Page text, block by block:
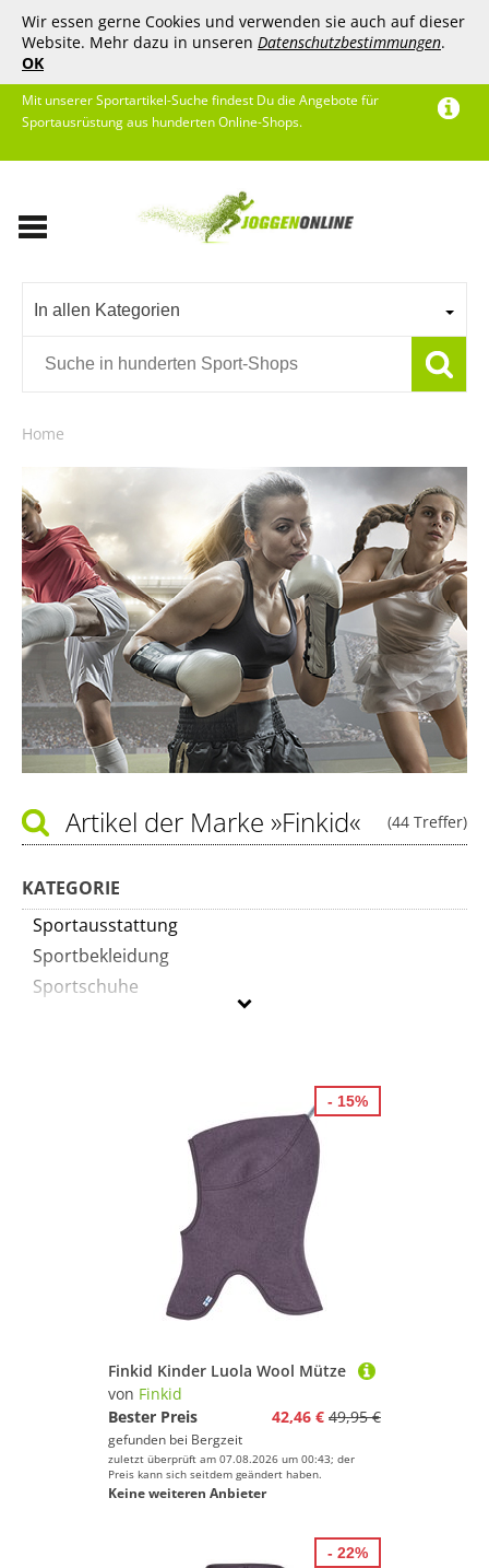
Wir essen gerne Cookies und verwenden sie auch auf dieser
Website. Mehr dazu in unseren Datenschutzbestimmungen.
OK
Mit unserer Sportartikel-Suche findest Du die Angebote für
Sportausrüstung aus hunderten Online-Shops.
In allen Kategorien
Home
(44 Treffer)
Artikel der Marke »Finkid«
KATEGORIE
Sportausstattung
Sportbekleidung
Sportschuhe
Finkid Kinder Luola Wool Mütze
von Finkid
Bester Preis
42,46 € 49,95 €
gefunden bei Bergzeit
zuletzt überprüft am 07.08.2026 um 00:43; der
Preis kann sich seitdem geändert haben.
Keine weiteren Anbieter
- 15%
- 22%